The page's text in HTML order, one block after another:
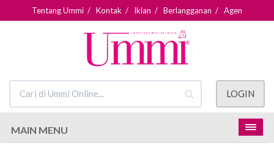
Tentang Ummi / Kontak / Iklan / Berlangganan / Agen
LOGIN
MAIN MENU